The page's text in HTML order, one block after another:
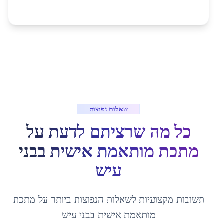
שאלות נפוצות
כל מה שרציתם לדעת על
מתכת מותאמת אישית בבני
עיש
תשובות מקצועיות לשאלות הנפוצות ביותר על מתכת
מותאמת אישית בבני עיש